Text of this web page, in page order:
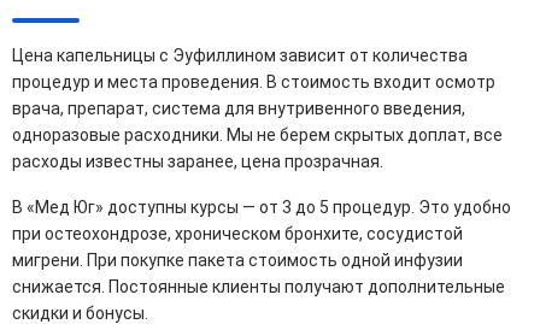
Цена капельницы с Эуфиллином зависит от количества
процедур и места проведения. В стоимость входит осмотр
врача, препарат, система для внутривенного введения,
одноразовые расходники. Мы не берем скрытых доплат, все
расходы известны заранее, цена прозрачная.
В «Мед Юг» доступны курсы — от 3 до 5 процедур. Это удобно
при остеохондрозе, хроническом бронхите, сосудистой
мигрени. При покупке пакета стоимость одной инфузии
снижается. Постоянные клиенты получают дополнительные
скидки и бонусы.